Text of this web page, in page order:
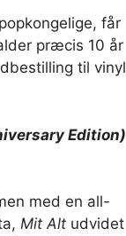
får
præcis 10 år
til vinyl
Edition)
med en all-
Mit Alt udvidet